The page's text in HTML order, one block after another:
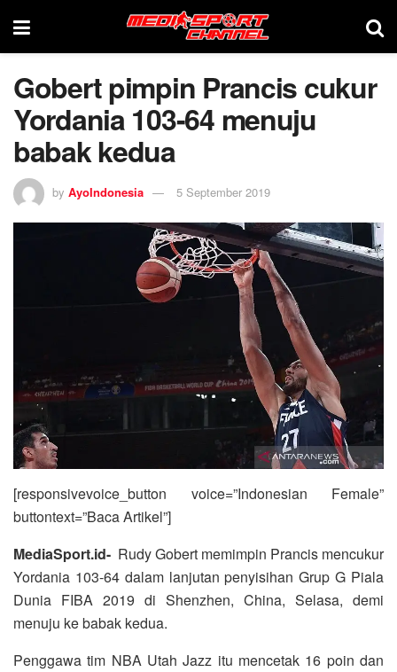
Gobert pimpin Prancis cukur
Yordania 103-64 menuju
babak kedua
by AyoIndonesia 5 September 2019
[responsivevoice_button voice=”Indonesian Female”
buttontext=”Baca Artikel”]
MediaSport.id- Rudy Gobert memimpin Prancis mencukur
Yordania 103-64 dalam lanjutan penyisihan Grup G Piala
Dunia FIBA 2019 di Shenzhen, China, Selasa, demi
menuju ke babak kedua.
Penggawa tim NBA Utah Jazz itu mencetak 16 poin dan